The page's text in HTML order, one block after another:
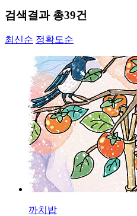
검색결과 총39건
최신순 정확도순
까치밥